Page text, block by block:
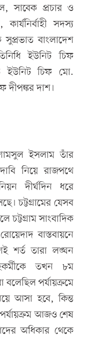
সাবেক প্রচার ও
সদস্য
বাংলাদেশ
ইউনিট চিফ
চিফ মো.
দাশ।
ইসলাম তাঁর
নিয়ে রাজপথে
দীর্ঘদিন ধরে
চট্টগ্রামের যেসব
চট্টগ্রাম সাংবাদিক
বাস্তবায়নে
শর্ত তারা লঙ্ঘন
তখন ৮ম
পর্যায়ক্রমে
আসা হবে, কিন্ত
আজও শেষ
অধিকার থেকে